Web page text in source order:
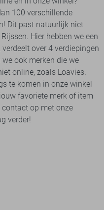
100 verschillende
Dit past natuurlijk niet
Hier hebben we een
over 4 verdiepingen
ook merken die we
online, zoals Loavies.
te komen in onze winkel
favoriete merk of item
op met onze
verder!